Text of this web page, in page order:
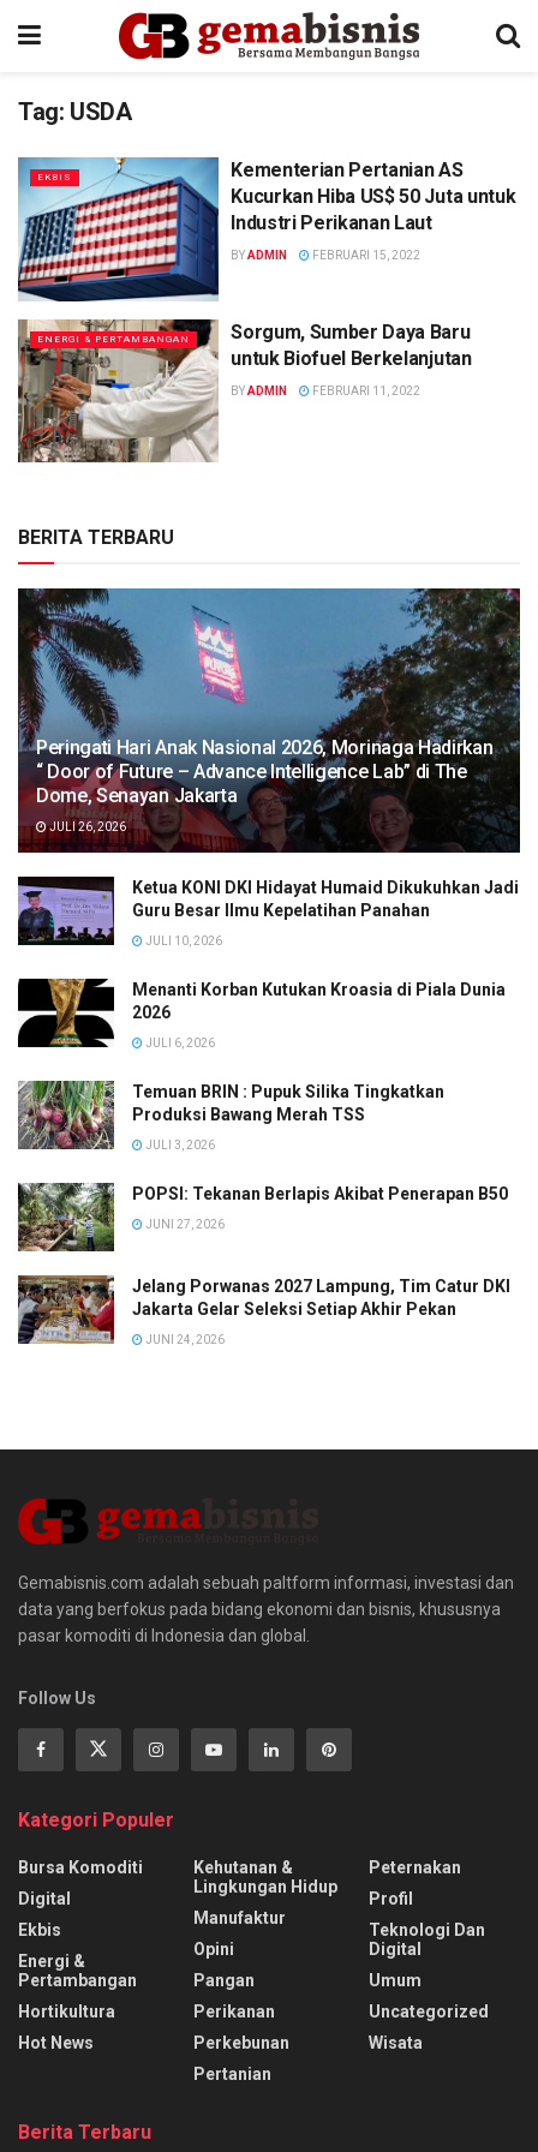
Tag: USDA
EKBIS
Kementerian Pertanian AS
Kucurkan Hiba US$ 50 Juta untuk
Industri Perikanan Laut
BYADMIN FEBRUARI 15, 2022
ENERGI & PERTAMBANGAN
Sorgum, Sumber Daya Baru
untuk Biofuel Berkelanjutan
BYADMIN FEBRUARI 11, 2022
BERITA TERBARU
Peringati Hari Anak Nasional 2026, Morinaga Hadirkan
“ Door of Future – Advance Intelligence Lab” di The
Dome, Senayan Jakarta
JULI 26, 2026
Ketua KONI DKI Hidayat Humaid Dikukuhkan Jadi
Guru Besar Ilmu Kepelatihan Panahan
JULI 10, 2026
Menanti Korban Kutukan Kroasia di Piala Dunia
2026
JULI 6, 2026
Temuan BRIN : Pupuk Silika Tingkatkan
Produksi Bawang Merah TSS
JULI 3, 2026
POPSI: Tekanan Berlapis Akibat Penerapan B50
JUNI 27, 2026
Jelang Porwanas 2027 Lampung, Tim Catur DKI
Jakarta Gelar Seleksi Setiap Akhir Pekan
JUNI 24, 2026
Gemabisnis.com adalah sebuah paltform informasi, investasi dan
data yang berfokus pada bidang ekonomi dan bisnis, khususnya
pasar komoditi di Indonesia dan global.
Follow Us
Kategori Populer
Bursa Komoditi
Digital
Ekbis
Energi &
Pertambangan
Hortikultura
Hot News
Kehutanan &
Lingkungan Hidup
Manufaktur
Opini
Pangan
Perikanan
Perkebunan
Pertanian
Peternakan
Profil
Teknologi Dan
Digital
Umum
Uncategorized
Wisata
Berita Terbaru